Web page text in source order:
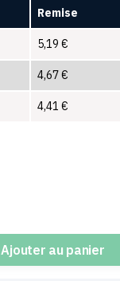
Remise
5,19 €
4,67€
4,41 €
Ajouter au panier